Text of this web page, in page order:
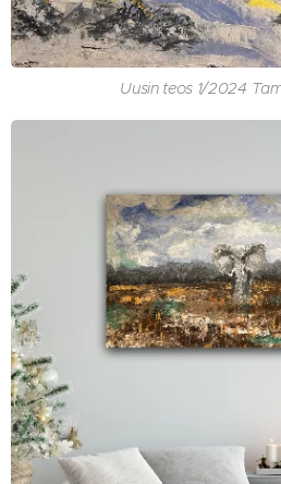
Uusin teos 1/2024